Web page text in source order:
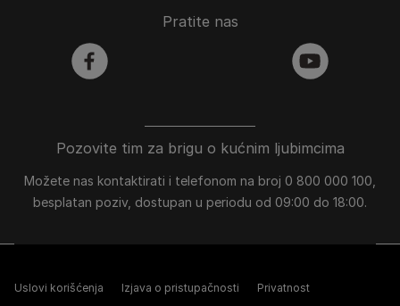
Pozovite tim za brigu o kućnim ljubimcima
Možete nas kontaktirati i telefonom na broj 0 800 000 100,
besplatan poziv, dostupan u periodu od 09:00 do 18:00.
Pratite nas
facebook youtube
Uslovi korišćenja Izjava o pristupačnosti Privatnost